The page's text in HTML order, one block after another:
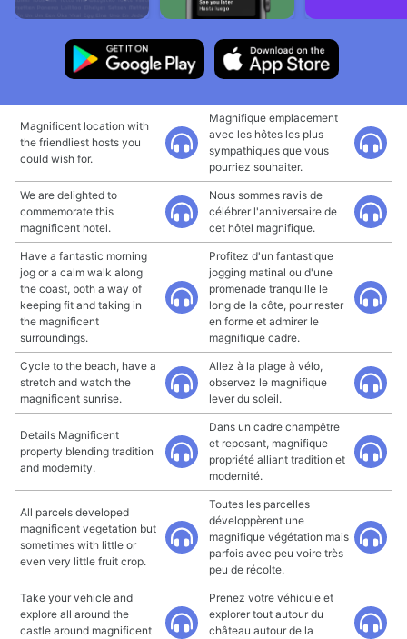
Magnificent location with
the friendliest hosts you
could wish for.
Magnifique emplacement
avec les hôtes les plus
sympathiques que vous
pourriez souhaiter.
We are delighted to
commemorate this
magnificent hotel.
Nous sommes ravis de
célébrer l'anniversaire de
cet hôtel magnifique.
Have a fantastic morning
jog or a calm walk along
the coast, both a way of
keeping fit and taking in
the magnificent
surroundings.
Profitez d'un fantastique
jogging matinal ou d'une
promenade tranquille le
long de la côte, pour rester
en forme et admirer le
magnifique cadre.
Cycle to the beach, have a
stretch and watch the
magnificent sunrise.
Allez à la plage à vélo,
observez le magnifique
lever du soleil.
Details Magnificent
property blending tradition
and modernity.
Dans un cadre champêtre
et reposant, magnifique
propriété alliant tradition et
modernité.
All parcels developed
magnificent vegetation but
sometimes with little or
even very little fruit crop.
Toutes les parcelles
développèrent une
magnifique végétation mais
parfois avec peu voire très
peu de récolte.
Take your vehicle and
explore all around the
castle around magnificent
Prenez votre véhicule et
explorer tout autour du
château autour de la